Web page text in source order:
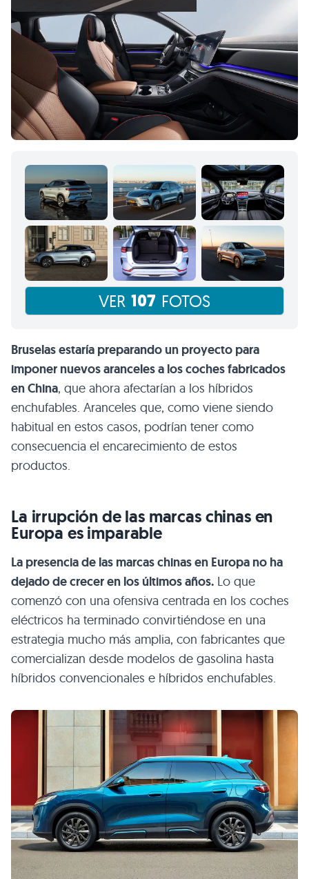
VER 107 FOTOS
Bruselas estaría preparando un proyecto para
imponer nuevos aranceles a los coches fabricados
en China, que ahora afectarían a los híbridos
enchufables. Aranceles que, como viene siendo
habitual en estos casos, podrían tener como
consecuencia el encarecimiento de estos
productos.
La irrupción de las marcas chinas en
Europa es imparable
La presencia de las marcas chinas en Europa no ha
dejado de crecer en los últimos años. Lo que
comenzó con una ofensiva centrada en los coches
eléctricos ha terminado convirtiéndose en una
estrategia mucho más amplia, con fabricantes que
comercializan desde modelos de gasolina hasta
híbridos convencionales e híbridos enchufables.